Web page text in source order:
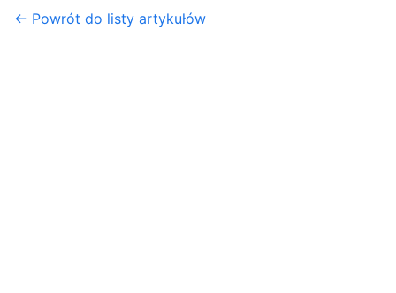
← Powrót do listy artykułów